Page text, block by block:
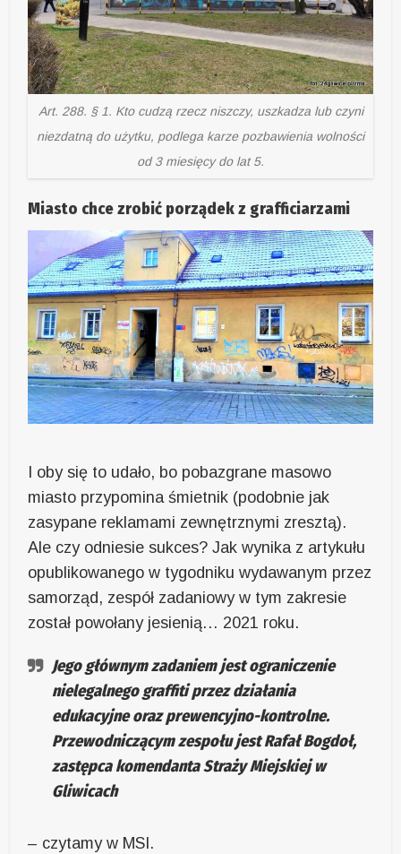
Art. 288. § 1. Kto cudzą rzecz niszczy, uszkadza lub czyni
niezdatną do użytku, podlega karze pozbawienia wolności
od 3 miesięcy do lat 5.
Miasto chce zrobić porządek z grafficiarzami
I oby się to udało, bo pobazgrane masowo
miasto przypomina śmietnik (podobnie jak
zasypane reklamami zewnętrznymi zresztą).
Ale czy odniesie sukces? Jak wynika z artykułu
opublikowanego w tygodniku wydawanym przez
samorząd, zespół zadaniowy w tym zakresie
został powołany jesienią… 2021 roku.
Jego głównym zadaniem jest ograniczenie
nielegalnego graffiti przez działania
edukacyjne oraz prewencyjno-kontrolne.
Przewodniczącym zespołu jest Rafał Bogdoł,
zastępca komendanta Straży Miejskiej w
Gliwicach
– czytamy w MSI.